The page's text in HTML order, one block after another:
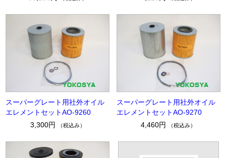
スーパーグレート用社外オイル
エレメントセットAO-9260
3,300円
（税込み）
スーパーグレート用社外オイル
エレメントセットAO-9270
4,460円
（税込み）